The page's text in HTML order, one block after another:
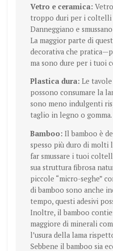
Vetro e ceramica:
troppo duri per i coltelli
Danneggiano e
La maggior parte di
decorativa che
ma sono dure per i tuoi
Plastica dura: Le
possono consumare la
sono meno indulgenti
taglio in legno o gomma.
Bamboo: Il bamboo è
spesso più duro di molti
far smussare i tuoi
sua struttura fibrosa
piccole “micro-seghe”
di bamboo sono anche
tempo, questi adesivi
Inoltre, il bamboo
maggiore di minerali
l’usura della lama
Sebbene il bamboo sia